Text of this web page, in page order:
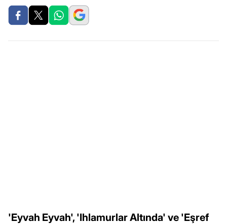
'Eyvah Eyvah', 'Ihlamurlar Altında' ve 'Eşref